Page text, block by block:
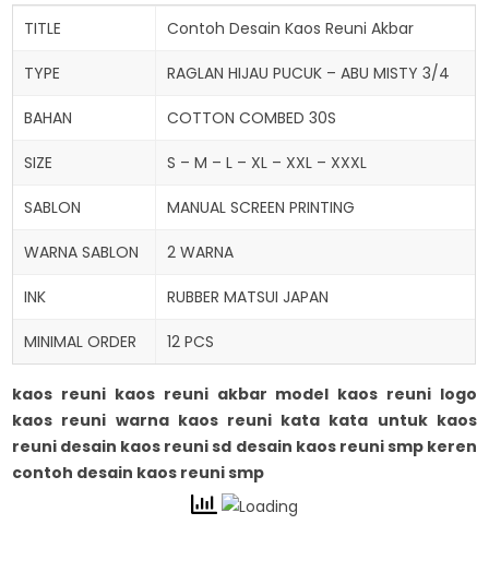
TITLE Contoh Desain Kaos Reuni Akbar
TYPE RAGLAN HIJAU PUCUK – ABU MISTY 3/4
BAHAN COTTON COMBED 30S
SIZE S – M – L – XL – XXL – XXXL
SABLON MANUAL SCREEN PRINTING
WARNA SABLON 2 WARNA
INK RUBBER MATSUI JAPAN
MINIMAL ORDER 12 PCS
kaos reuni kaos reuni akbar model kaos reuni logo
kaos reuni warna kaos reuni kata kata untuk kaos
reuni desain kaos reuni sd desain kaos reuni smp keren
contoh desain kaos reuni smp